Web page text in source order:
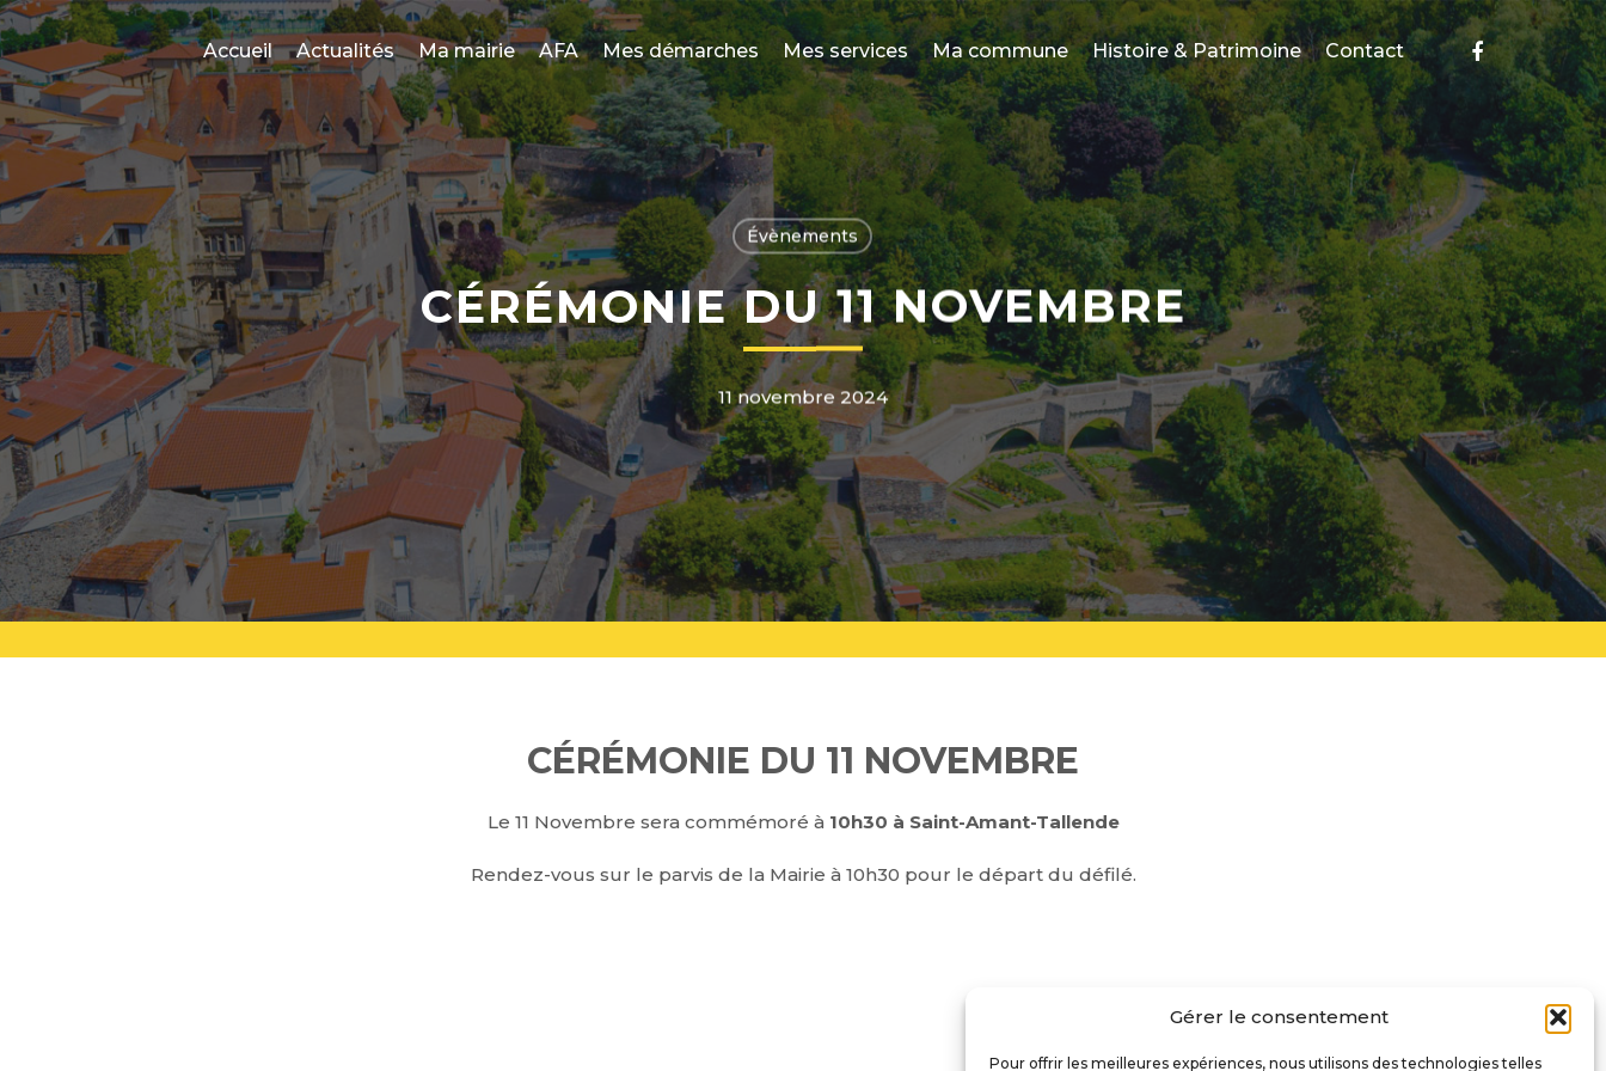
Gérer le consentement
Pour offrir les meilleures expériences, nous utilisons des technologies telles
Skip
to
main
content
Accueil Actualités Ma mairie AFA Mes démarches Mes services Ma commune Histoire & Patrimoine Contact facebook
Évènements
CÉRÉMONIE DU 11 NOVEMBRE
11 novembre 2024
CÉRÉMONIE DU 11 NOVEMBRE
Le 11 Novembre sera commémoré à 10h30 à Saint-Amant-Tallende
Rendez-vous sur le parvis de la Mairie à 10h30 pour le départ du défilé.